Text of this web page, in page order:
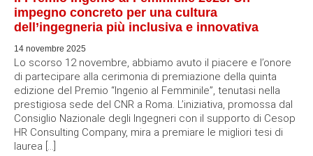
La nostra Mission come impresa di costruzioni generali è
quella di creare opere che migliorino la qualità della vita
delle persone. Ci impegniamo a offrire servizi di costruzione
di alta qualità, sia per progetti civili che industriali, attraverso
un approccio collaborativo e orientato al Cliente. Siamo
guidati dalla passione per l’innovazione e l’eccellenza e ci
impegniamo anche a preservare l’ambiente, adottando
pratiche sostenibili e riducendo l’impatto delle nostre
attività sulla natura. Costruiamo relazioni durature con i
nostri Clienti, basate sulla fiducia, l’integrità e la trasparenza.